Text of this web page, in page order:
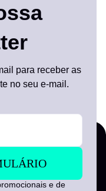
para receber as
no seu e-mail.
e de